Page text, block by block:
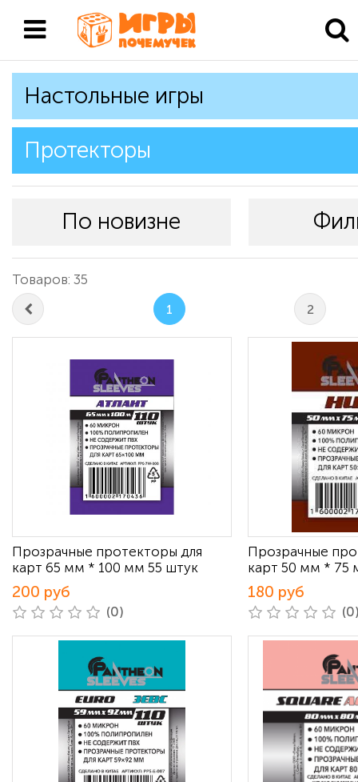
Настольные игры
Протекторы
По новизне
Товаров: 35
1 2
Прозрачные протекторы для
карт 65 мм * 100 мм 55 штук
200 руб
(0)
Прозрачные
карт 50 мм * 75
180 руб